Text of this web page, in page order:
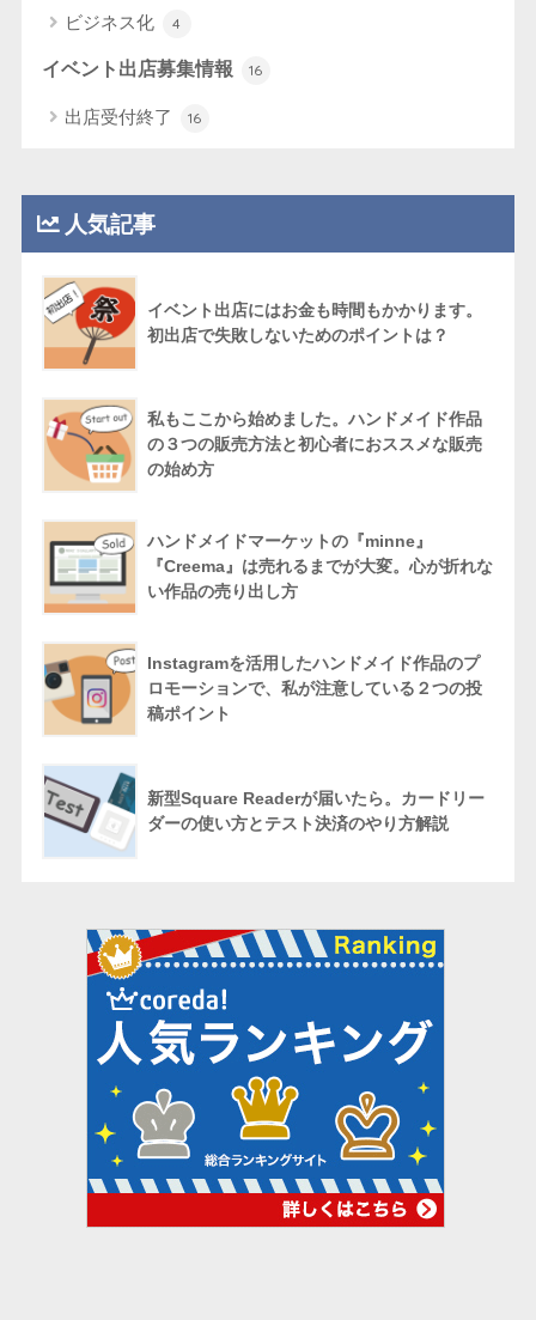
ビジネス化 4
イベント出店募集情報 16
出店受付終了 16
人気記事
イベント出店にはお金も時間もかかります。
初出店で失敗しないためのポイントは？
私もここから始めました。ハンドメイド作品
の３つの販売方法と初心者におススメな販売
の始め方
ハンドメイドマーケットの『minne』
『Creema』は売れるまでが大変。心が折れな
い作品の売り出し方
Instagramを活用したハンドメイド作品のプ
ロモーションで、私が注意している２つの投
稿ポイント
新型Square Readerが届いたら。カードリー
ダーの使い方とテスト決済のやり方解説